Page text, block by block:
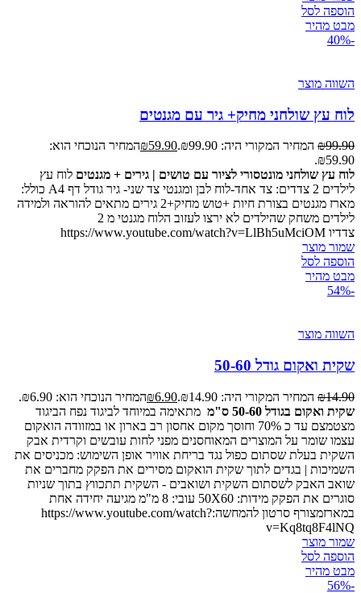
הוספה לסל
מבט מהיר
-40%
השווה מוצר
לוח עץ שולחני מחיק+ גיר עם מגנטים
₪99.90 המחיר המקורי היה: ₪99.90. ₪59.90
המחיר הנוכחי הוא:
₪59.90.
לוח עץ שולחני מונטסורי לציור עם טושים | גירים + מגנטים לוח עץ
לילדים 2 צדדים: צד אחד-לוח לבן ומגנטי צד שני- גיר גודל דף A4 כולל:
מארז מגנטים בצורת חיות +טוש מחיק+2 גירים מתאים להוראה ולמידה
לילדים משחק שהילדים לא ירצו לעזוב הלוח מגנטי מ 2
צדדיו https://www.youtube.com/watch?v=LlBh5uMciOM
שמור מוצר
הוספה לסל
מבט מהיר
-54%
השווה מוצר
שקית ואקום גודל 50-60
₪14.90 המחיר המקורי היה: ₪14.90. ₪6.90
המחיר הנוכחי הוא: ₪6.90.
שקית ואקום בגודל 50-60 ס"מ
מתאימה במיוחד לביגוד נפח הביגוד
מצטמצם עד כ 70% וחוסך מקום אחסון רב בארון או במזוודה הואקום
עצמו שומר על המוצרים המאוחסנים מפני לחות עובשים וקרדית אבק
השקית בעלת שסתום כפול נגד בריחת אוויר אופן השימוש: מכניסים את
השמיכות | בגדים לתוך שקית הואקום מסירים את הפקק מחברים את
שואב האבק לשסתום השקית ושואבים - השקית תתכווץ בתוך שניות
סוגרים את הפקק מידות: 50X60 עובי: 8 מ"מ מגיעה יחידה אחת
במארזמצורף סרטון להמחשה:https://www.youtube.com/watch?
v=Kq8tq8F4lNQ
שמור מוצר
הוספה לסל
מבט מהיר
-56%